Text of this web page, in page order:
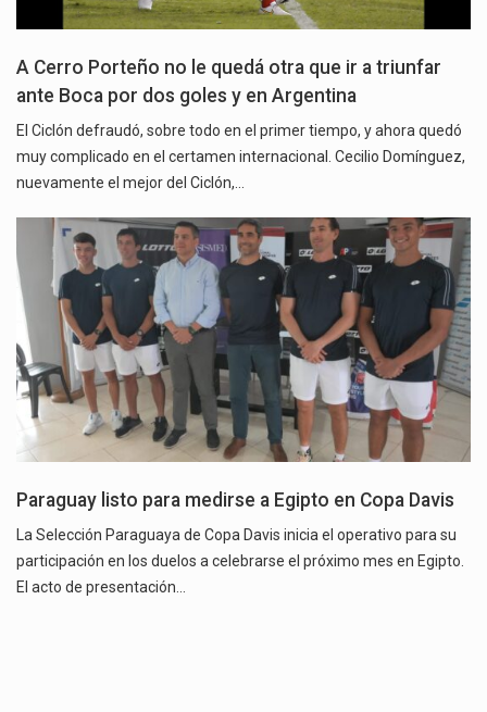
A Cerro Porteño no le quedá otra que ir a triunfar
ante Boca por dos goles y en Argentina
El Ciclón defraudó, sobre todo en el primer tiempo, y ahora quedó
muy complicado en el certamen internacional. Cecilio Domínguez,
nuevamente el mejor del Ciclón,…
Paraguay listo para medirse a Egipto en Copa Davis
La Selección Paraguaya de Copa Davis inicia el operativo para su
participación en los duelos a celebrarse el próximo mes en Egipto.
El acto de presentación…